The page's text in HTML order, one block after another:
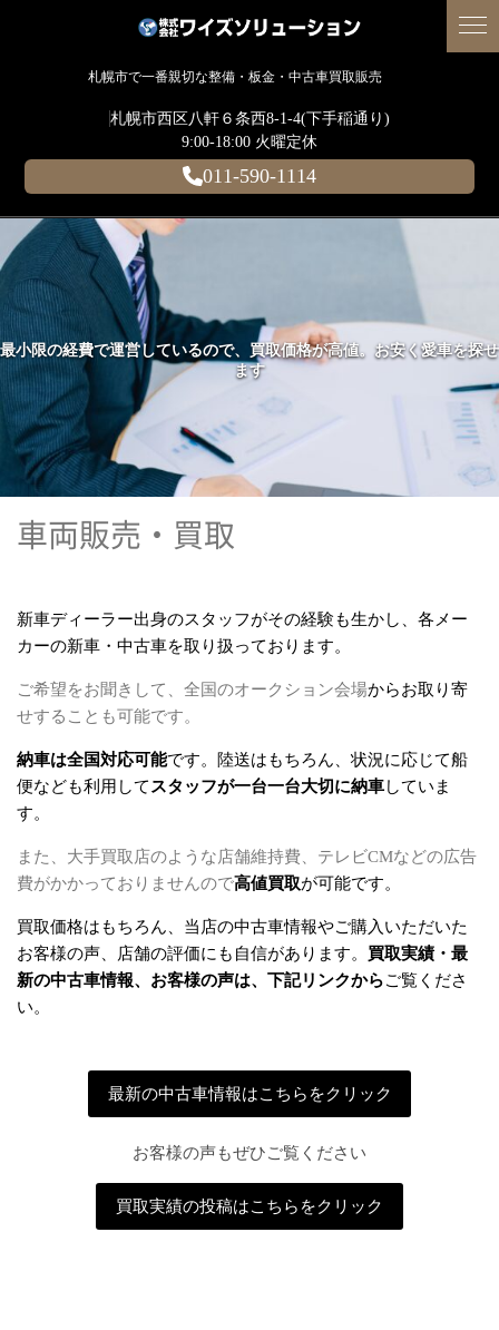
札幌市で一番親切な整備・板金・中古車買取販売
札幌市西区八軒６条西8-1-4(下手稲通り)
9:00-18:00 火曜定休
011-590-1114
最小限の経費で運営しているので、買取価格が高値。お安く愛車を探せ
ます​
車両販売・買取
新車ディーラー出身のスタッフがその経験も生かし、各メー
カーの新車・中古車を取り扱っております。
ご希望をお聞きして、全国のオークション会場からお取り寄
せすることも可能です。​
納車は全国対応可能です。陸送はもちろん、状況に応じて船
便なども利用してスタッフが一台一台大切に納車していま
す。​
また、大手買取店のような店舗維持費、テレビCMなどの広告
費がかかっておりませんので高値買取が可能です。
買取価格はもちろん、当店の中古車情報やご購入いただいた
お客様の声、店舗の評価にも自信があります。 買取実績・最
新の中古車情報、お客様の声は、下記リンクからご覧くださ
い。
最新の中古車情報はこちらをクリック
お客様の声もぜひご覧ください
買取実績の投稿はこちらをクリック